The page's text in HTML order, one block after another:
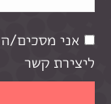
אני מסכים/
ליצירת קשר